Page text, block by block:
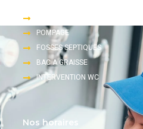
POMPAGE
FOSSES SEPTIQUES
BAC A GRAISSE
INTERVENTION WC
Nos horaires